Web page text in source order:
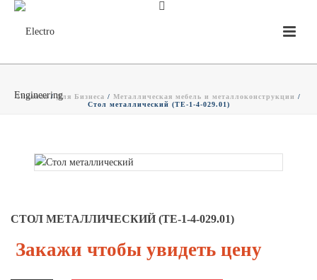
Главная/Для Бизнеса / Металлическая мебель и металлоконструкции /
Стол металлический (ТЕ-1-4-029.01)
СТОЛ МЕТАЛЛИЧЕСКИЙ (ТЕ-1-4-029.01)
Закажи чтобы увидеть цену